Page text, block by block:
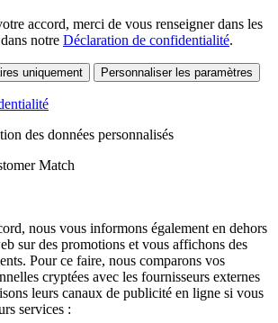
accord, merci de vous renseigner dans les
notre Déclaration de confidentialité.
uniquement Personnaliser les paramètres
des données personnalisés
Match
nous vous informons également en dehors
sur des promotions et vous affichons des
Pour ce faire, nous comparons vos
cryptées avec les fournisseurs externes
leurs canaux de publicité en ligne si vous
services :